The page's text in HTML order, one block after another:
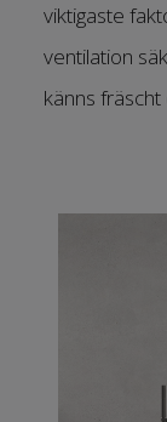
viktigaste
ventilation
känns